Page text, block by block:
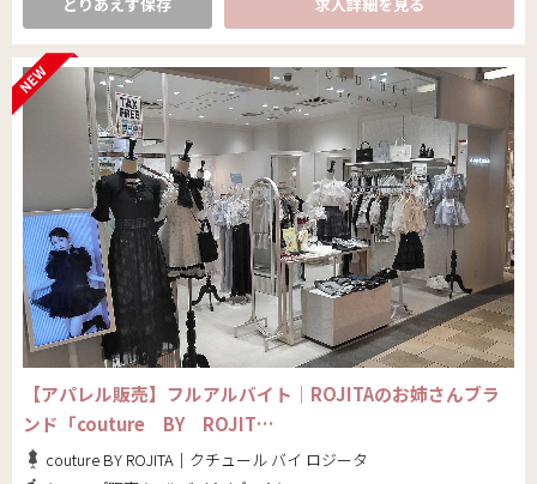
【アパレル販売】フルアルバイト│ROJITAのお姉さんブラ
ンド「couture BY ROJIT…
couture BY ROJITA｜クチュール バイ ロジータ